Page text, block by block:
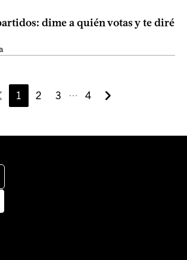
dime a quién votas y te diré
1 2 3 ⋯ 4